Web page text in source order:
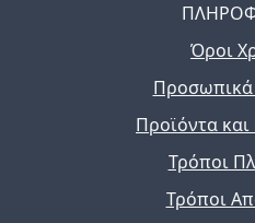
Όροι
Προσωπικά
Προϊόντα
Τρόποι
Τρόποι